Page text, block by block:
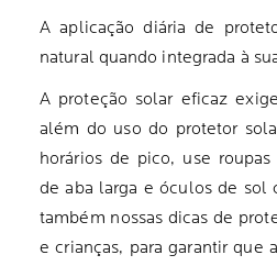
A aplicação diária de
natural quando integrada à
A proteção solar eficaz
além do uso do protetor
horários de pico, use
de aba larga e óculos de sol
também nossas dicas de
e crianças, para garantir que